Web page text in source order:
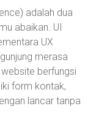
adalah dua
abaikan. UI
UX
merasa
berfungsi
form kontak,
lancar tanpa